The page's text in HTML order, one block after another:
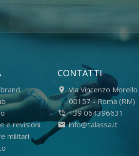
e revisioni
militari
CONTATTI
Via Vincenzo
-
00157-Roma (RM)
+39 064396631
info@talassa.it